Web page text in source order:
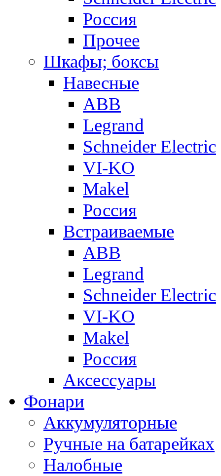
Россия
Прочее
Шкафы; боксы
Навесные
ABB
Legrand
Schneider Electric
VI-KO
Makel
Россия
Встраиваемые
ABB
Legrand
Schneider Electric
VI-KO
Makel
Россия
Аксессуары
Фонари
Аккумуляторные
Ручные на батарейках
Налобные